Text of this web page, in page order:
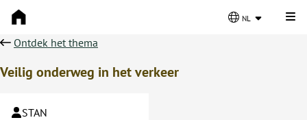
nl
Ontdek het thema
Veilig onderweg in het verkeer
STAN